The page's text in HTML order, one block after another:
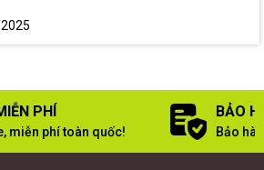
PHÍ
miễn phí toàn quốc!
BẢO
Bảo